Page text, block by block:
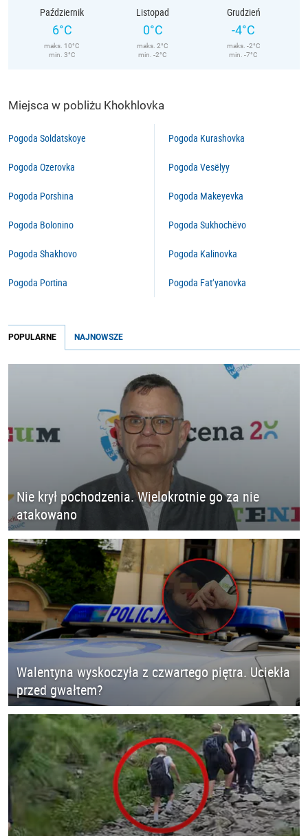
Październik
6°C
maks. 10°C
min. 3°C
Listopad
0°C
maks. 2°C
min. -2°C
Grudzień
-4°C
maks. -2°C
min. -7°C
Miejsca w pobliżu Khokhlovka
Pogoda Soldatskoye
Pogoda Ozerovka
Pogoda Porshina
Pogoda Bolonino
Pogoda Shakhovo
Pogoda Portina
Pogoda Kurashovka
Pogoda Vesëlyy
Pogoda Makeyevka
Pogoda Sukhochëvo
Pogoda Kalinovka
Pogoda Fat’yanovka
POPULARNE NAJNOWSZE
Nie krył pochodzenia. Wielokrotnie go za nie
atakowano
Walentyna wyskoczyła z czwartego piętra. Uciekła
przed gwałtem?